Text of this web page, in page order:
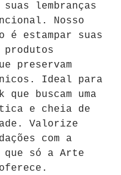
lembranças
Nosso
é estampar suas
produtos
preservam
Ideal para
buscam uma
e cheia de
Valorize
com a
que só a Arte